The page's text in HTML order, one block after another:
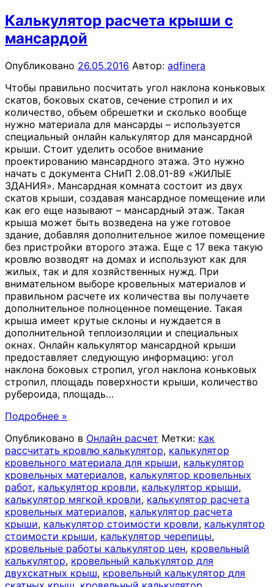
Калькулятор расчета крыши с
мансардой
Опубликовано 26.05.2016 Автор: adfinera
Чтобы правильно посчитать угол наклона коньковых
скатов, боковых скатов, сечение стропил и их
количество, объем обрешетки и сколько вообще
нужно материала для мансарды – используется
специальный онлайн калькулятор для мансардной
крыши. Стоит уделить особое внимание
проектированию мансардного этажа. Это нужно
начать с документа СНиП 2.08.01-89 «ЖИЛЫЕ
ЗДАНИЯ». Мансардная комната состоит из двух
скатов крыши, создавая мансардное помещение или
как его еще называют – мансардный этаж. Такая
крыша может быть возведена на уже готовое
здание, добавляя дополнительное жилое помещение
без пристройки второго этажа. Еще с 17 века такую
кровлю возводят на домах и используют как для
жилых, так и для хозяйственных нужд. При
внимательном выборе кровельных материалов и
правильном расчете их количества вы получаете
дополнительное полноценное помещение. Такая
крыша имеет крутые склоны и нуждается в
дополнительной теплоизоляции и специальных
окнах. Онлайн калькулятор мансардной крыши
предоставляет следующую информацию: угол
наклона боковых стропил, угол наклона коньковых
стропил, площадь поверхности крыши, количество
рубероида, площадь…
Подробнее »
Опубликовано в Онлайн расчет Метки: как
рассчитать кровлю калькулятор, калькулятор
кровельного материала для крыши, калькулятор
кровельных материалов, калькулятор кровельных
работ, калькулятор кровли, калькулятор крыши,
калькулятор мягкой кровли, калькулятор расчета
кровельных материалов, калькулятор расчета
крыши, калькулятор стоимости кровли, калькулятор
стоимости крыши, калькулятор черепицы,
кровельные работы калькулятор цен, кровельный
калькулятор, кровельный калькулятор для
двухскатных крыш, кровельный калькулятор для